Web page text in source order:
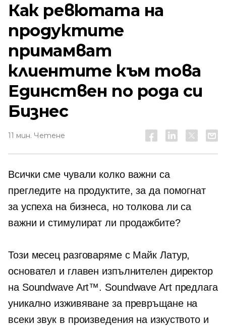
Как ревютата на
продуктите
примамват
клиентите към това
Единствен по рода си
Бизнес
11 мин. Четене
Всички сме чували колко важни са
прегледите на продуктите, за да помогнат
за успеха на бизнеса, но толкова ли са
важни и стимулират ли продажбите?
Този месец разговаряме с Майк Латур,
основател и главен изпълнителен директор
на Soundwave Art™. Soundwave Art предлага
уникално изживяване за превръщане на
всеки звук в произведения на изкуството и